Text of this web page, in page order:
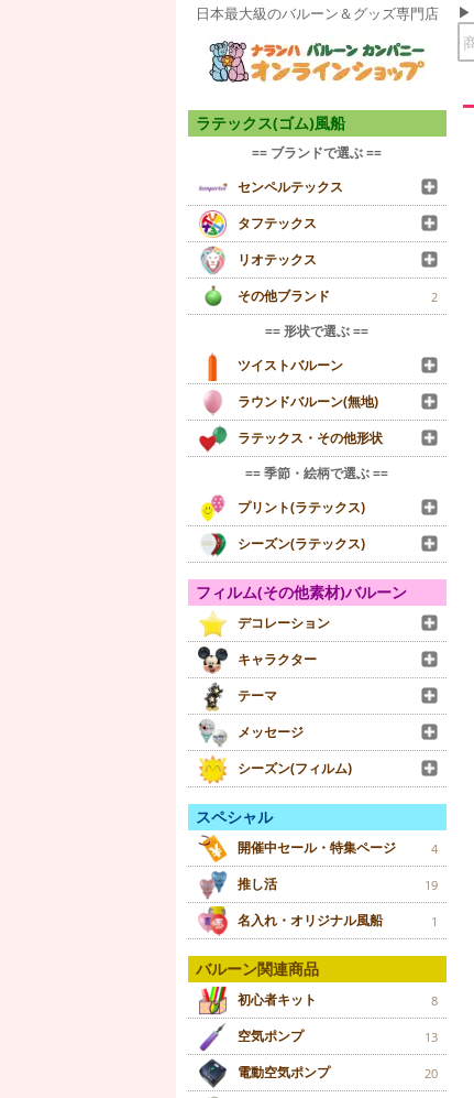
日本最大級のバルーン＆グッズ専門店
ラテックス(ゴム)風船
== ブランドで選ぶ ==
センペルテックス
タフテックス
リオテックス
その他ブランド
2
== 形状で選ぶ ==
ツイストバルーン
ラウンドバルーン(無地)
ラテックス・その他形状
== 季節・絵柄で選ぶ ==
プリント(ラテックス)
シーズン(ラテックス)
フィルム(その他素材)バルーン
デコレーション
キャラクター
テーマ
メッセージ
シーズン(フィルム)
スペシャル
開催中セール・特集ページ 4
推し活 19
名入れ・オリジナル風船 1
バルーン関連商品
初心者キット 8
空気ポンプ 13
電動空気ポンプ 20